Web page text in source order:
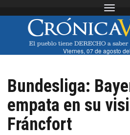
Viernes, 07 de agosto
Bundesliga:
empata en su
Fráncfort